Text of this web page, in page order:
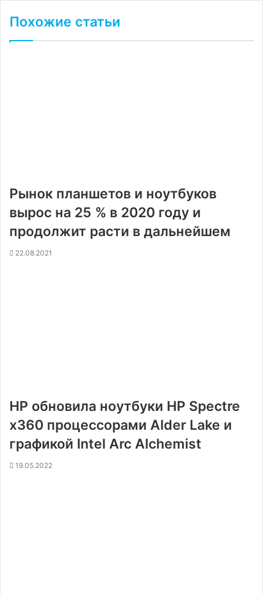
Похожие статьи
Рынок планшетов и ноутбуков
вырос на 25 % в 2020 году и
продолжит расти в дальнейшем
22.08.2021
HP обновила ноутбуки HP Spectre
x360 процессорами Alder Lake и
графикой Intel Arc Alchemist
19.05.2022